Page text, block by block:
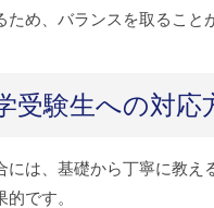
め、バランスを取ること
受験生への対応
には、基礎から丁寧に教
です。